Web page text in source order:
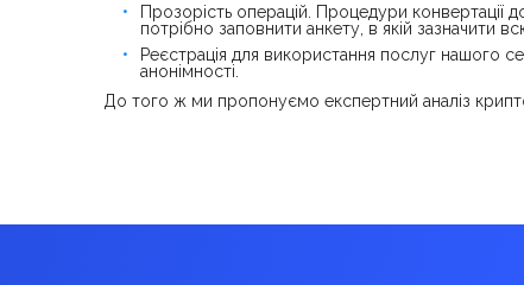
Прозорість операцій. Процедури конвертації
потрібно заповнити анкету, в якій зазначити
Реєстрація для використання послуг нашого
анонімності.
До того ж ми пропонуємо експертний аналіз